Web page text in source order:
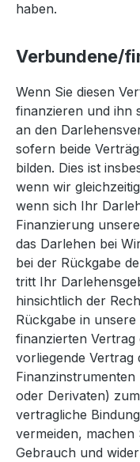
haben.
Verbundene/
Wenn Sie diesen
finanzieren und ihn
an den
sofern beide
bilden. Dies ist
wenn wir
wenn sich Ihr
Finanzierung
das Darlehen bei
bei der Rückgabe
tritt Ihr
hinsichtlich der
Rückgabe in
finanzierten
vorliegende
oder Derivaten)
vertragliche
vermeiden,
Gebrauch und